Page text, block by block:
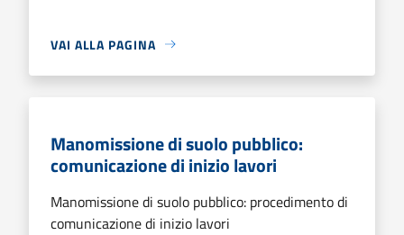
VAI ALLA PAGINA
Manomissione di suolo pubblico:
comunicazione di inizio lavori
Manomissione di suolo pubblico: procedimento di
comunicazione di inizio lavori